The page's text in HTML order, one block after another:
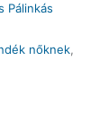
Pálinkás
nőknek,